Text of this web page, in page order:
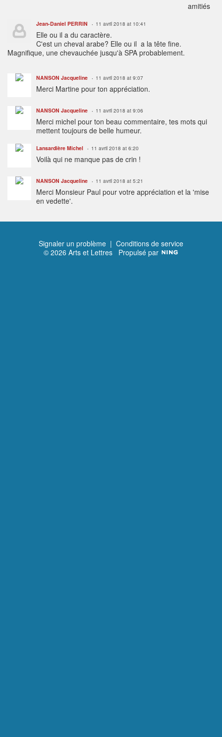
amitiés
Jean-Daniel PERRIN 11 avril 2018 at 10:41
Elle ou il a du caractère.
C'est un cheval arabe? Elle ou il a la tête fine.
Magnifique, une chevauchée jusqu'à SPA probablement.
NANSON Jacqueline 11 avril 2018 at 9:07
Merci Martine pour ton appréciation.
NANSON Jacqueline 11 avril 2018 at 9:06
Merci michel pour ton beau commentaire, tes mots qui
mettent toujours de belle humeur.
Lansardière Michel 11 avril 2018 at 6:20
Voilà qui ne manque pas de crin !
NANSON Jacqueline 11 avril 2018 at 5:21
Merci Monsieur Paul pour votre appréciation et la 'mise
en vedette'.
Signaler un problème | Conditions de service
© 2026 Arts et Lettres Propulsé par